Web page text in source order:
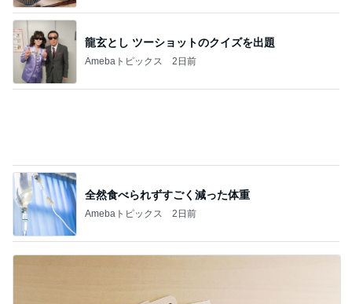
同僚の福袋に入っていた羨ましい物
Amebaトピックス